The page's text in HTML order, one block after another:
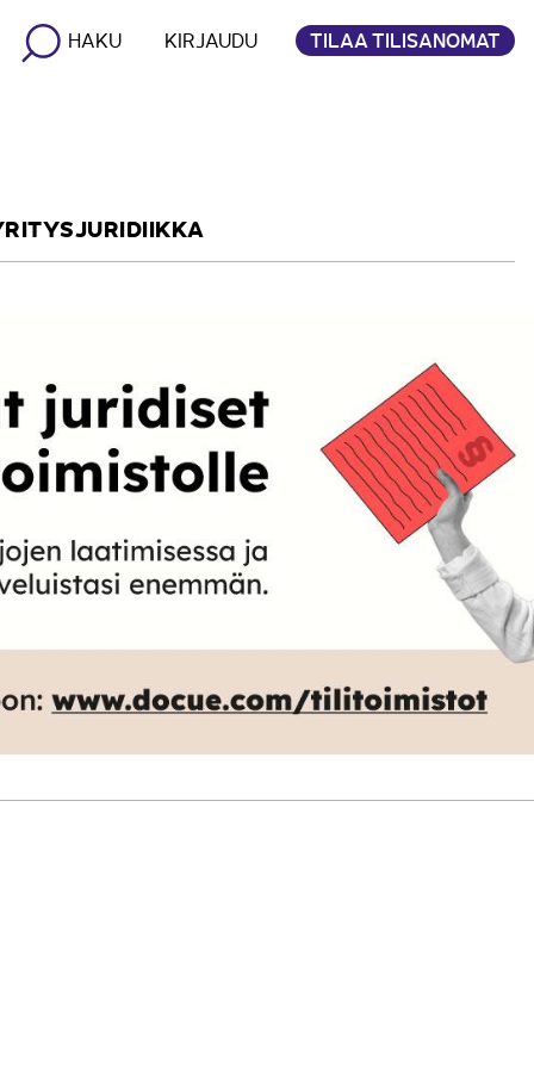
HAKU KIRJAUDU TILAA TILISANOMAT